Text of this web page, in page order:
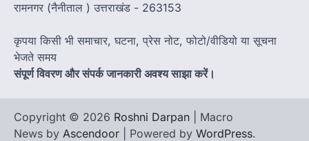
रामनगर (नैनीताल ) उत्तराखंड - 263153
कृपया किसी भी समाचार, घटना, प्रेस नोट, फोटो/वीडियो या सूचना
भेजते समय
संपूर्ण विवरण और संपर्क जानकारी अवश्य साझा करें।
Copyright © 2026 Roshni Darpan | Macro
News by Ascendoor | Powered by WordPress.